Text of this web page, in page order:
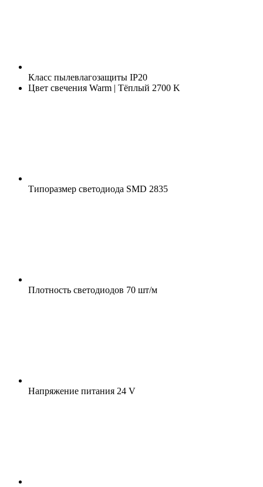
Класс пылевлагозащиты IP20
Цвет свечения Warm | Тёплый 2700 K
Типоразмер светодиода SMD 2835
Плотность светодиодов 70 шт/м
Напряжение питания 24 V